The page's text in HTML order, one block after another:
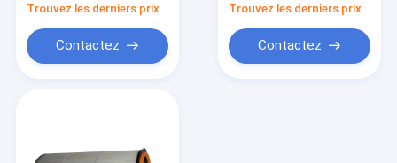
Trouvez les derniers prix
Contactez
Trouvez les derniers prix
Contactez